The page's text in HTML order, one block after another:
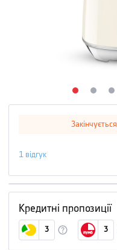
Закінчується
1 відгук
Кредитні пропозиції
3 3